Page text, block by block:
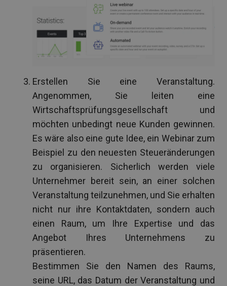
Erstellen Sie eine Veranstaltung.
Angenommen, Sie leiten eine
Wirtschaftsprüfungsgesellschaft und
möchten unbedingt neue Kunden gewinnen.
Es wäre also eine gute Idee, ein Webinar zum
Beispiel zu den neuesten Steueränderungen
zu organisieren. Sicherlich werden viele
Unternehmer bereit sein, an einer solchen
Veranstaltung teilzunehmen, und Sie erhalten
nicht nur ihre Kontaktdaten, sondern auch
einen Raum, um Ihre Expertise und das
Angebot Ihres Unternehmens zu
präsentieren.
Bestimmen Sie den Namen des Raums,
seine URL, das Datum der Veranstaltung und